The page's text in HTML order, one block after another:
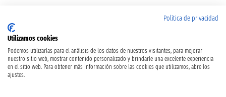
Política de privacidad
Utilizamos cookies
Podemos utilizarlas para el análisis de los datos de nuestros visitantes, para mejorar
nuestro sitio web, mostrar contenido personalizado y brindarle una excelente experiencia
en el sitio web. Para obtener más información sobre las cookies que utilizamos, abre los
ajustes.